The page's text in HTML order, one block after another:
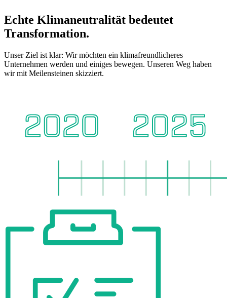
Echte Klimaneutralität bedeutet
Transformation.
Unser Ziel ist klar: Wir möchten ein klimafreundlicheres
Unternehmen werden und einiges bewegen. Unseren Weg haben
wir mit Meilensteinen skizziert.